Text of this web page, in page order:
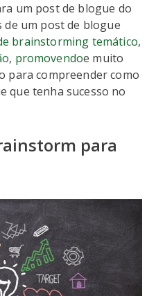
um post de blogue do
de um post de blogue
brainstorming temático,
, promovendoe muito
para compreender como
que tenha sucesso no
para